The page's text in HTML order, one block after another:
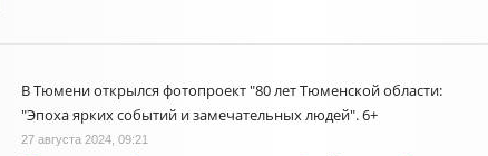
В Тюмени открылся фотопроект "80 лет Тюменской области:
"Эпоха ярких событий и замечательных людей". 6+
27 августа 2024, 09:21